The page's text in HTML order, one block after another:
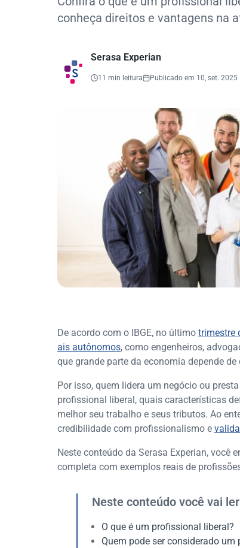
conheça direitos e vantagens na
Serasa Experian
11 min leitura Publicado em 10, set. 2025
De acordo com o IBGE, no último trimestre
ais autônomos, como engenheiros,
que grande parte da economia depende
Por isso, quem lidera um negócio ou
profissional liberal, quais características
melhor seu trabalho e seus tributos. Ao
credibilidade com profissionalismo e
Neste conteúdo da Serasa Experian, você
completa com exemplos reais de
Neste conteúdo você vai ler
O que é um profissional liberal?
Quem pode ser considerado um